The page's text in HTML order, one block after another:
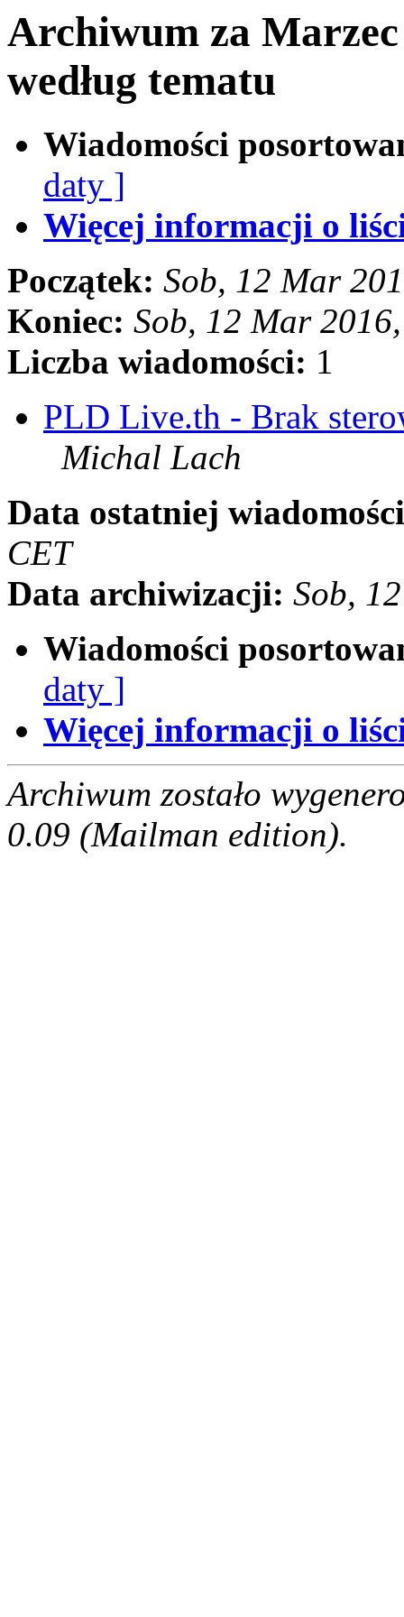
Archiwum za
według tematu
Wiadomości
daty ]
Więcej informacji o
Początek: Sob, 12 Mar
Koniec: Sob, 12 Mar
Liczba wiadomości: 1
PLD Live.th - Brak
Michal Lach
Data ostatniej
CET
Data archiwizacji: Sob,
Wiadomości
daty ]
Więcej informacji o
Archiwum zostało
0.09 (Mailman edition).